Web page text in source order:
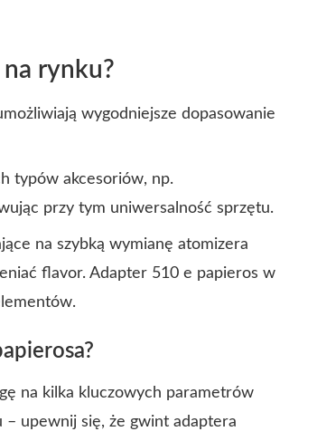
rynku?
wygodniejsze dopasowanie
typów akcesoriów, np.
przy tym uniwersalność sprzętu.
na szybką wymianę atomizera
flavor. Adapter 510 e papieros w
na kilka kluczowych parametrów
upewnij się, że gwint adaptera